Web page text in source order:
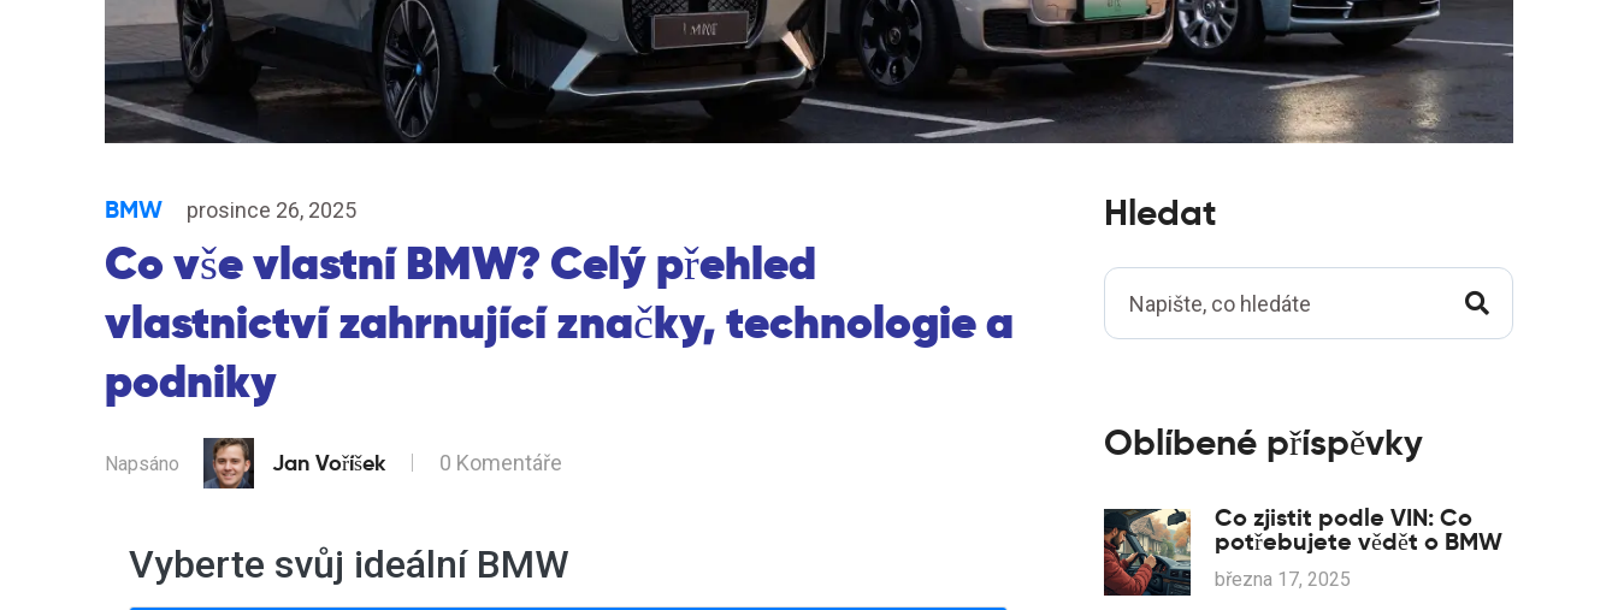
BMW prosince 26, 2025
Co vše vlastní BMW? Celý přehled
vlastnictví zahrnující značky, technologie a
podniky
Napsáno Jan Voříšek 0 Komentáře
Vyberte svůj ideální BMW
Hledat
Oblíbené příspěvky
Co zjistit podle VIN: Co
potřebujete vědět o BMW
března 17, 2025